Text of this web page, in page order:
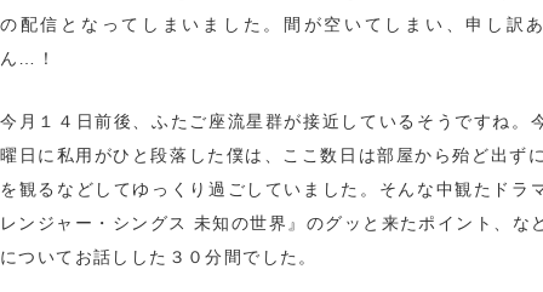
の配信となってしまいました。間が空いてしまい、申し訳
ん…！
今月１４日前後、ふたご座流星群が接近しているそうですね。
曜日に私用がひと段落した僕は、ここ数日は部屋から殆ど出ず
を観るなどしてゆっくり過ごしていました。そんな中観たドラ
レンジャー・シングス 未知の世界』のグッと来たポイント、な
についてお話しした３０分間でした。